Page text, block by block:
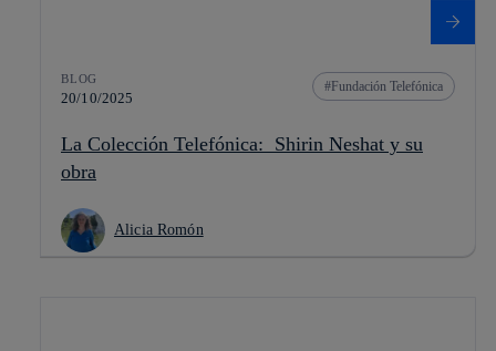
BLOG
20/10/2025
Fundación Telefónica
La Colección Telefónica: Shirin Neshat y su
obra
Alicia Romón